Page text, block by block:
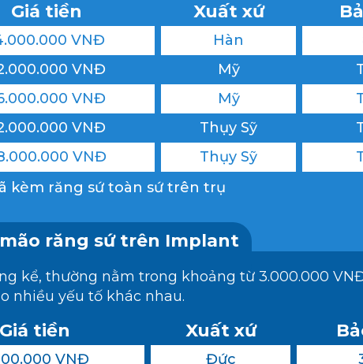
Giá tiền Xuất xứ
VNĐ Hàn
VNĐ Mỹ
VNĐ Mỹ
VNĐ Thụy Sỹ
VNĐ Thụy Sỹ
kèm răng sứ toàn sứ trên trụ
răng sứ trên Implant
kể, thường nằm trong khoảng từ 3.000.000
nhiều yếu tố khác nhau.
Giá tiền Xuất xứ
VNĐ Đức